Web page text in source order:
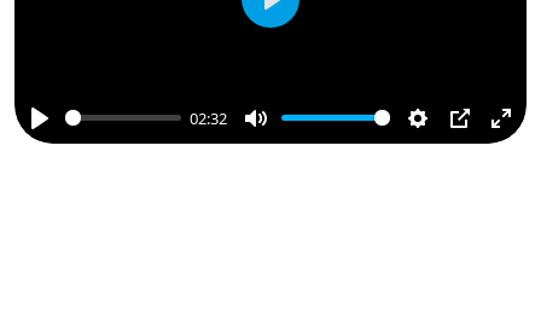
Play
02:32
Mute Settings
PIP
Play